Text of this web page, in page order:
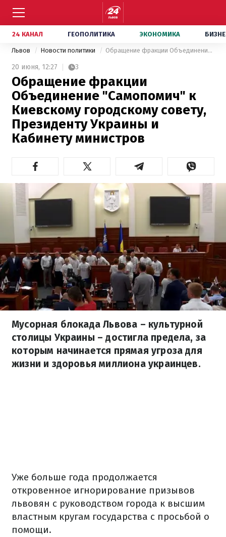
24 КАНАЛ ГЕОПОЛИТИКА ЭКОНОМИКА
Львов Новости политики Обращение фракции Объединение "Самопомич" к Киевскому городскому совету, Президенту Украины и Кабинету министров
20 июня, 12:27 3
Обращение фракции
Объединение "Самопомич" к
Киевскому городскому совету,
Президенту Украины и
Кабинету министров
Мусорная блокада Львова – культурной
столицы Украины – достигла предела, за
которым начинается прямая угроза для
жизни и здоровья миллиона украинцев.
Уже больше года продолжается
откровенное игнорирование призывов
львовян с руководством города к высшим
властным кругам государства с просьбой о
помощи.